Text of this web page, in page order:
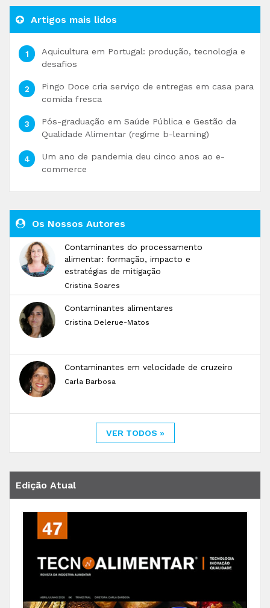
Artigos mais lidos
Aquicultura em Portugal: produção, tecnologia e
desafios
Pingo Doce cria serviço de entregas em casa para
comida fresca
Pós-graduação em Saúde Pública e Gestão da
Qualidade Alimentar (regime b-learning)
Um ano de pandemia deu cinco anos ao e-
commerce
Os Nossos Autores
Contaminantes do processamento
alimentar: formação, impacto e
estratégias de mitigação
Cristina Soares
Contaminantes alimentares
Cristina Delerue-Matos
Contaminantes em velocidade de cruzeiro
Carla Barbosa
VER TODOS »
Edição Atual